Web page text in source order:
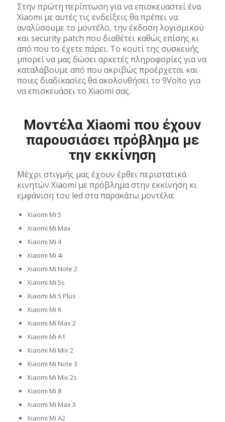
Στην πρώτη περίπτωση για να επισκευαστεί ένα
Xiaomi με αυτές τις ενδείξεις θα πρέπει να
αναλύσουμε το μοντέλο, την έκδοση λογισμικού
και security patch που διαθέτει καθώς επίσης κι
από που το έχετε πάρει. Το κουτί της συσκευής
μπορεί να μας δώσει αρκετές πληροφορίες για να
καταλάβουμε από που ακριβώς προέρχεται και
ποιες διαδικασίες θα ακολουθήσει το 9Volto για
να επισκευάσει το Xiaomi σας.
Μοντέλα Xiaomi που έχουν
παρουσιάσει πρόβλημα με
την εκκίνηση
Μέχρι στιγμής μας έχουν έρθει περιστατικά
κινητών Xiaomi με πρόβλημα στην εκκίνηση κι
εμφάνιση του led στα παρακάτω μοντέλα:
Xiaomi Mi 5
Xiaomi Mi Max
Xiaomi Mi 4
Xiaomi Mi 4i
Xiaomi Mi Note 2
Xiaomi Mi 5s
Xiaomi Mi 5 Plus
Xiaomi Mi 6
Xiaomi Mi Max 2
Xiaomi Mi A1
Xiaomi Mi Mix 2
Xiaomi Mi Note 3
Xiaomi Mi Mix 2s
Xiaomi Mi 8
Xiaomi Mi Max 3
Xiaomi Mi A2